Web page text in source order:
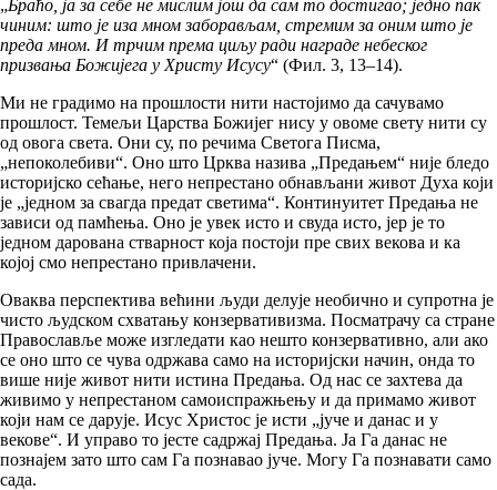
„Браћо, ја за себе не мислим још да сам то достигао; једно пак
чиним: што је иза мном заборављам, стремим за оним што је
преда мном. И трчим према циљу ради награде небеског
призвања Божијега у Христу Исусу“ (Фил. 3, 13–14).
Ми не градимо на прошлости нити настојимо да сачувамо
прошлост. Темељи Царства Божијег нису у овоме свету нити су
од овога света. Они су, по речима Светога Писма,
„непоколебиви“. Оно што Црква назива „Предањем“ није бледо
историјско сећање, него непрестано обнављани живот Духа који
је „једном за свагда предат светима“. Континуитет Предања не
зависи од памћења. Оно је увек исто и свуда исто, јер је то
једном дарована стварност која постоји пре свих векова и ка
којој смо непрестано привлачени.
Оваква перспектива већини људи делује необично и супротна је
чисто људском схватању конзервативизма. Посматрачу са стране
Православље може изгледати као нешто конзервативно, али ако
се оно што се чува одржава само на историјски начин, онда то
више није живот нити истина Предања. Од нас се захтева да
живимо у непрестаном самоиспражњењу и да примамо живот
који нам се дарује. Исус Христос је исти „јуче и данас и у
векове“. И управо то јесте садржај Предања. Ја Га данас не
познајем зато што сам Га познавао јуче. Могу Га познавати само
сада.